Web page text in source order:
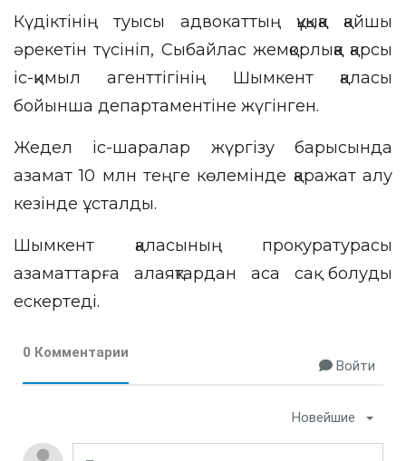
Күдіктінің туысы адвокаттың құқыққа қайшы
әрекетін түсініп, Сыбайлас жемқорлыққа қарсы
іс-қимыл агенттігінің Шымкент қаласы
бойынша департаментіне жүгінген.
Жедел іс-шаралар жүргізу барысында
азамат 10 млн теңге көлемінде қаражат алу
кезінде ұсталды.
Шымкент қаласының прокуратурасы
азаматтарға алаяқтардан аса сақ болуды
ескертеді.
0 Комментарии
Войти
Новейшие